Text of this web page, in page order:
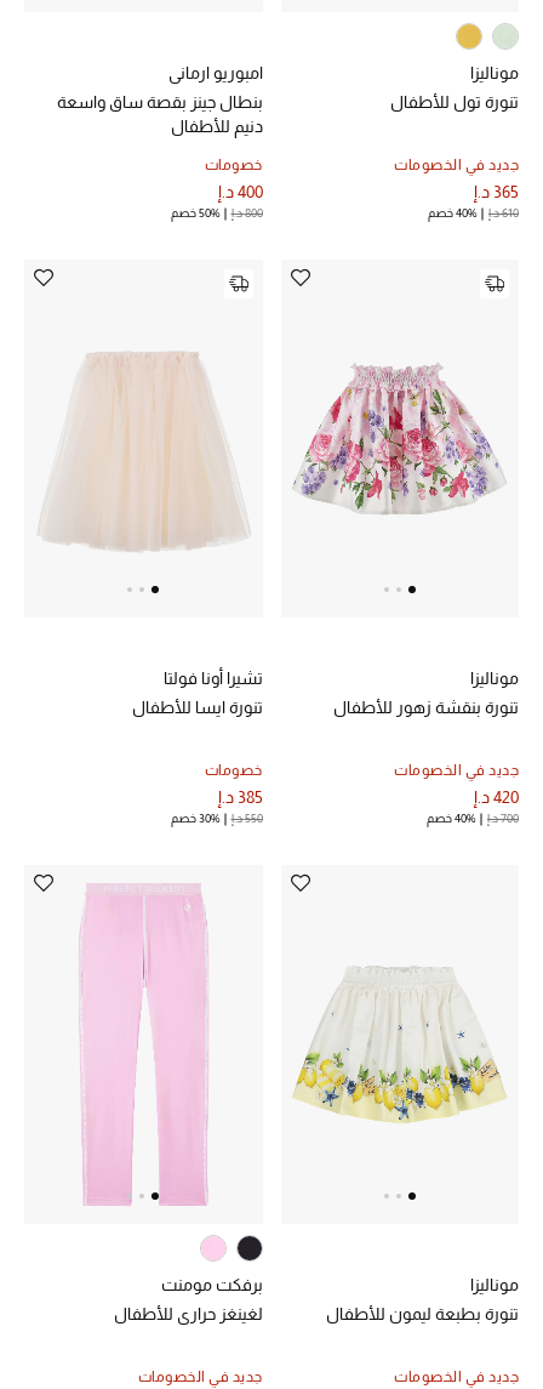
موناليزا
تنورة تول للأطفال
جديد في الخصومات
365 د.إ
610 د.إ 40% خصم
امبوريو ارماني
بنطال جينز بقصة ساق واسعة
دنيم للأطفال
خصومات
400 د.إ
800 د.إ 50% خصم
موناليزا
تنورة بنقشة زهور للأطفال
جديد في الخصومات
420 د.إ
700 د.إ 40% خصم
تشيرا أونا فولتا
تنورة ايسا للأطفال
خصومات
385 د.إ
550 د.إ 30% خصم
موناليزا
تنورة بطبعة ليمون للأطفال
جديد في الخصومات
برفكت مومنت
لغينغز حراري للأطفال
جديد في الخصومات